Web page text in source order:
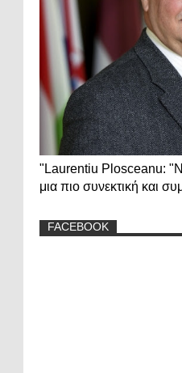
"Laurentiu Plosceanu:
μια πιο συνεκτική και
FACEBOOK